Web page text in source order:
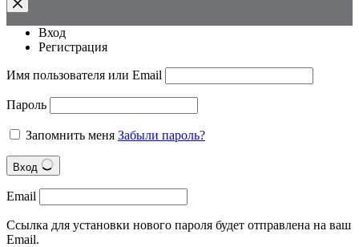
Вход
Регистрация
Имя пользователя или Email
Пароль
Запомнить меня Забыли пароль?
Вход
Email
Ссылка для установки нового пароля будет отправлена на ваш
Email.